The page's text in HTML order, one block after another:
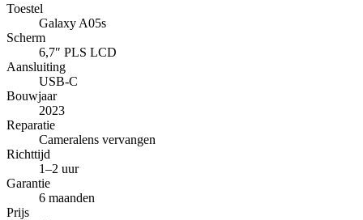
Toestel
Galaxy A05s
Scherm
6,7″ PLS LCD
Aansluiting
USB-C
Bouwjaar
2023
Reparatie
Cameralens vervangen
Richttijd
1–2 uur
Garantie
6 maanden
Prijs